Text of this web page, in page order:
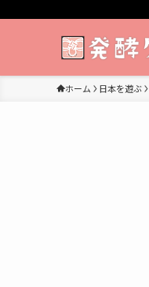
ホーム 日本を遊ぶ